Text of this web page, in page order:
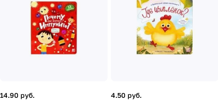
14.90 руб. 4.50 руб.